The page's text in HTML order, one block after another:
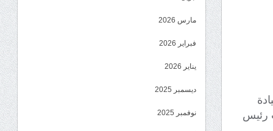
رئيس
مارس 2026
فبراير 2026
يناير 2026
ديسمبر 2025
نوفمبر 2025